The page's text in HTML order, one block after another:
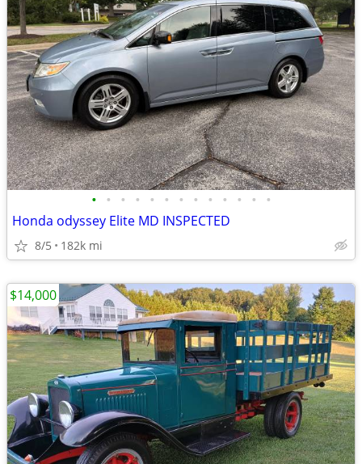
• • • • • • • • • • • • •
Honda odyssey Elite MD INSPECTED
8/5 182k mi
$14,000